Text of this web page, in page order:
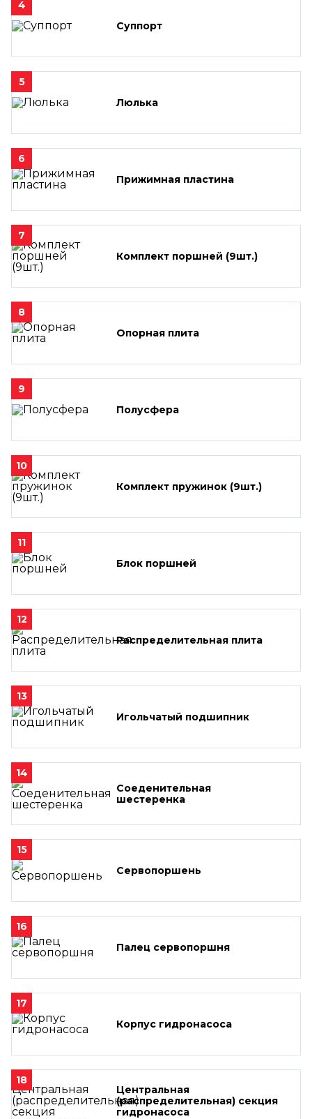
4
Суппорт
5
Люлька
6
Прижимная пластина
7
Комплект поршней (9шт.)
8
Опорная плита
9
Полусфера
10
Комплект пружинок (9шт.)
11
Блок поршней
12
Распределительная плита
13
Игольчатый подшипник
14
Соеденительная
шестеренка
15
Сервопоршень
16
Палец сервопоршня
17
Корпус гидронасоса
18
Центральная
(распределительная) секция
гидронасоса